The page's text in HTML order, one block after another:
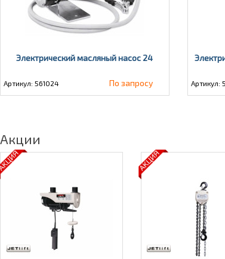
Электрический масляный насос 24
Артикул: 561024 По запросу Артикул:
Акции